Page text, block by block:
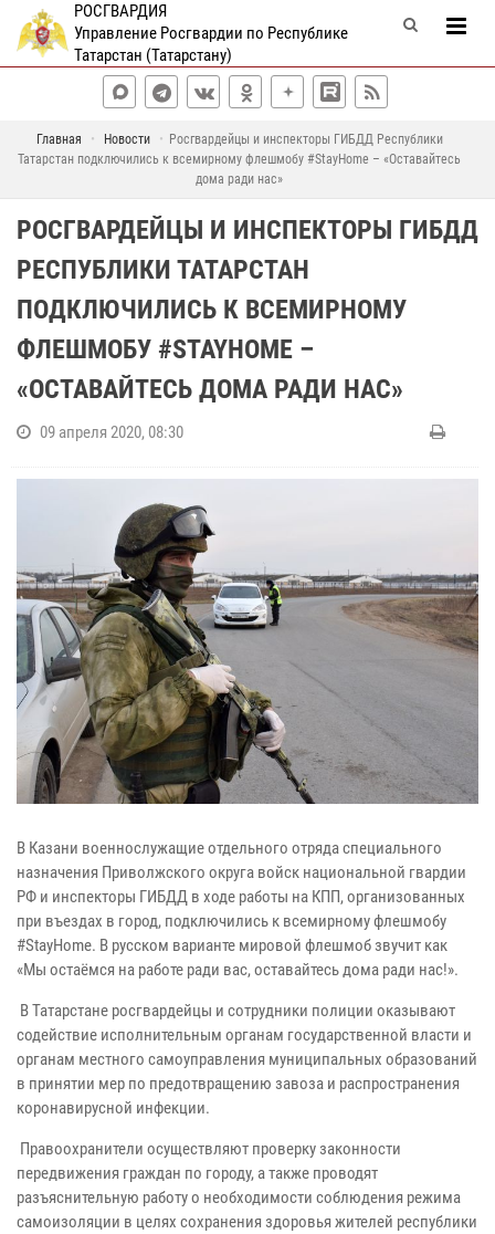
РОСГВАРДИЯ
Управление Росгвардии по Республике
Татарстан (Татарстану)
Главная Новости
Росгвардейцы и инспекторы ГИБДД Республики
Татарстан подключились к всемирному флешмобу #StayHome – «Оставайтесь
дома ради нас»
РОСГВАРДЕЙЦЫ И ИНСПЕКТОРЫ ГИБДД
РЕСПУБЛИКИ ТАТАРСТАН
ПОДКЛЮЧИЛИСЬ К ВСЕМИРНОМУ
ФЛЕШМОБУ #STAYHOME –
«ОСТАВАЙТЕСЬ ДОМА РАДИ НАС»
09 апреля 2020, 08:30
В Казани военнослужащие отдельного отряда специального
назначения Приволжского округа войск национальной гвардии
РФ и инспекторы ГИБДД в ходе работы на КПП, организованных
при въездах в город, подключились к всемирному флешмобу
#StayHome. В русском варианте мировой флешмоб звучит как
«Мы остаёмся на работе ради вас, оставайтесь дома ради нас!».
В Татарстане росгвардейцы и сотрудники полиции оказывают
содействие исполнительным органам государственной власти и
органам местного самоуправления муниципальных образований
в принятии мер по предотвращению завоза и распространения
коронавирусной инфекции.
Правоохранители осуществляют проверку законности
передвижения граждан по городу, а также проводят
разъяснительную работу о необходимости соблюдения режима
самоизоляции в целях сохранения здоровья жителей республики